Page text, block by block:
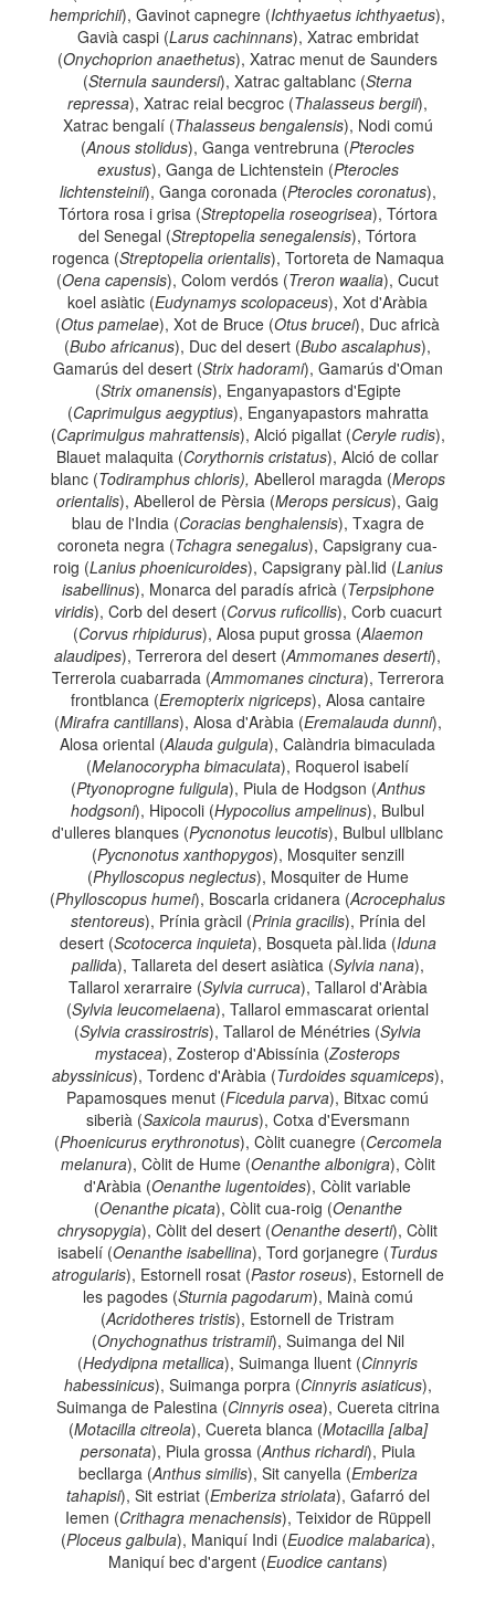
hemprichii), Gavinot capnegre (Ichthyaetus ichthyaetus),
Gavià caspi (Larus cachinnans), Xatrac embridat
(Onychoprion anaethetus), Xatrac menut de Saunders
(Sternula saundersi), Xatrac galtablanc (Sterna
repressa), Xatrac reial becgroc (Thalasseus bergii),
Xatrac bengalí (Thalasseus bengalensis), Nodi comú
(Anous stolidus), Ganga ventrebruna (Pterocles
exustus), Ganga de Lichtenstein (Pterocles
lichtensteinii), Ganga coronada (Pterocles coronatus),
Tórtora rosa i grisa (Streptopelia roseogrisea), Tórtora
del Senegal (Streptopelia senegalensis), Tórtora
rogenca (Streptopelia orientalis), Tortoreta de Namaqua
(Oena capensis), Colom verdós (Treron waalia), Cucut
koel asiàtic (Eudynamys scolopaceus), Xot d'Aràbia
(Otus pamelae), Xot de Bruce (Otus brucei), Duc africà
(Bubo africanus), Duc del desert (Bubo ascalaphus),
Gamarús del desert (Strix hadorami), Gamarús d'Oman
(Strix omanensis), Enganyapastors d'Egipte
(Caprimulgus aegyptius), Enganyapastors mahratta
(Caprimulgus mahrattensis), Alció pigallat (Ceryle rudis),
Blauet malaquita (Corythornis cristatus), Alció de collar
blanc (Todiramphus chloris), Abellerol maragda (Merops
orientalis), Abellerol de Pèrsia (Merops persicus), Gaig
blau de l'India (Coracias benghalensis), Txagra de
coroneta negra (Tchagra senegalus), Capsigrany cua-
roig (Lanius phoenicuroides), Capsigrany pàl.lid (Lanius
isabellinus), Monarca del paradís africà (Terpsiphone
viridis), Corb del desert (Corvus ruficollis), Corb cuacurt
(Corvus rhipidurus), Alosa puput grossa (Alaemon
alaudipes), Terrerora del desert (Ammomanes deserti),
Terrerola cuabarrada (Ammomanes cinctura), Terrerora
frontblanca (Eremopterix nigriceps), Alosa cantaire
(Mirafra cantillans), Alosa d'Aràbia (Eremalauda dunni),
Alosa oriental (Alauda gulgula), Calàndria bimaculada
(Melanocorypha bimaculata), Roquerol isabelí
(Ptyonoprogne fuligula), Piula de Hodgson (Anthus
hodgsoni), Hipocoli (Hypocolius ampelinus), Bulbul
d'ulleres blanques (Pycnonotus leucotis), Bulbul ullblanc
(Pycnonotus xanthopygos), Mosquiter senzill
(Phylloscopus neglectus), Mosquiter de Hume
(Phylloscopus humei), Boscarla cridanera (Acrocephalus
stentoreus), Prínia gràcil (Prinia gracilis), Prínia del
desert (Scotocerca inquieta), Bosqueta pàl.lida (Iduna
pallida), Tallareta del desert asiàtica (Sylvia nana),
Tallarol xerarraire (Sylvia curruca), Tallarol d'Aràbia
(Sylvia leucomelaena), Tallarol emmascarat oriental
(Sylvia crassirostris), Tallarol de Ménétries (Sylvia
mystacea), Zosterop d'Abissínia (Zosterops
abyssinicus), Tordenc d'Aràbia (Turdoides squamiceps),
Papamosques menut (Ficedula parva), Bitxac comú
siberià (Saxicola maurus), Cotxa d'Eversmann
(Phoenicurus erythronotus), Còlit cuanegre (Cercomela
melanura), Còlit de Hume (Oenanthe albonigra), Còlit
d'Aràbia (Oenanthe lugentoides), Còlit variable
(Oenanthe picata), Còlit cua-roig (Oenanthe
chrysopygia), Còlit del desert (Oenanthe deserti), Còlit
isabelí (Oenanthe isabellina), Tord gorjanegre (Turdus
atrogularis), Estornell rosat (Pastor roseus), Estornell de
les pagodes (Sturnia pagodarum), Mainà comú
(Acridotheres tristis), Estornell de Tristram
(Onychognathus tristramii), Suimanga del Nil
(Hedydipna metallica), Suimanga lluent (Cinnyris
habessinicus), Suimanga porpra (Cinnyris asiaticus),
Suimanga de Palestina (Cinnyris osea), Cuereta citrina
(Motacilla citreola), Cuereta blanca (Motacilla [alba]
personata), Piula grossa (Anthus richardi), Piula
becllarga (Anthus similis), Sit canyella (Emberiza
tahapisi), Sit estriat (Emberiza striolata), Gafarró del
Iemen (Crithagra menachensis), Teixidor de Rüppell
(Ploceus galbula), Maniquí Indi (Euodice malabarica),
Maniquí bec d'argent (Euodice cantans)